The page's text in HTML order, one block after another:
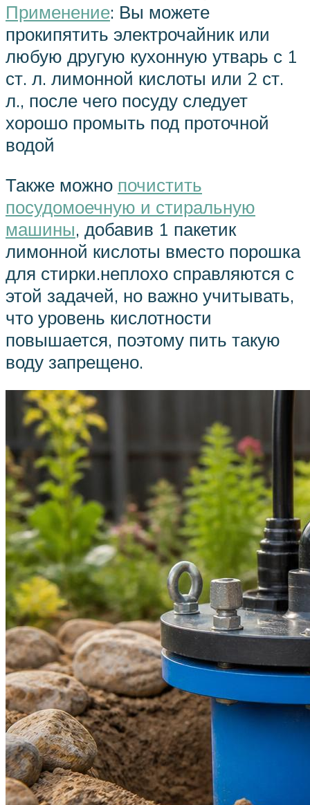
Применение: Вы можете
прокипятить электрочайник или
любую другую кухонную утварь с 1
ст. л. лимонной кислоты или 2 ст.
л., после чего посуду следует
хорошо промыть под проточной
водой
Также можно почистить
посудомоечную и стиральную
машины, добавив 1 пакетик
лимонной кислоты вместо порошка
для стирки.неплохо справляются с
этой задачей, но важно учитывать,
что уровень кислотности
повышается, поэтому пить такую
воду запрещено.